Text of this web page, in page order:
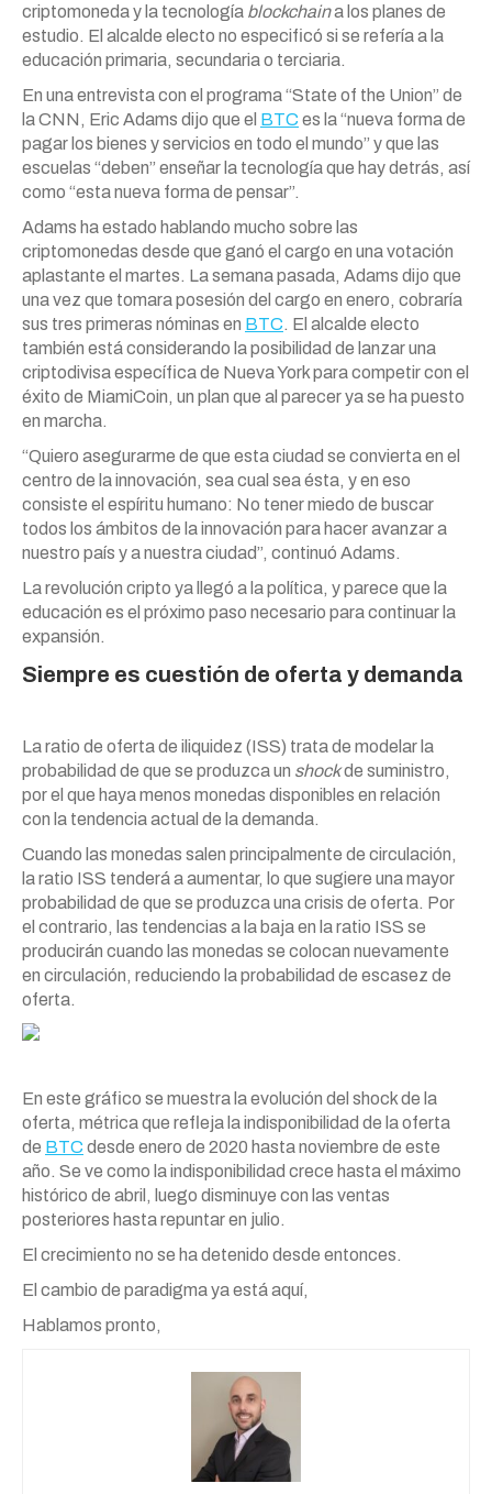
criptomoneda y la tecnología blockchaina los planes de
estudio. El alcalde electo no especificó si se refería a la
educación primaria, secundaria o terciaria.
En una entrevista con el programa “State of the Union” de
la CNN, Eric Adams dijo que el BTC es la “nueva forma de
pagar los bienes y servicios en todo el mundo” y que las
escuelas “deben” enseñar la tecnología que hay detrás, así
como “esta nueva forma de pensar”.
Adams ha estado hablando mucho sobre las
criptomonedas desde que ganó el cargo en una votación
aplastante el martes. La semana pasada, Adams dijo que
una vez que tomara posesión del cargo en enero, cobraría
sus tres primeras nóminas en BTC. El alcalde electo
también está considerando la posibilidad de lanzar una
criptodivisa específica de Nueva York para competir con el
éxito de MiamiCoin, un plan que al parecer ya se ha puesto
en marcha.
“Quiero asegurarme de que esta ciudad se convierta en el
centro de la innovación, sea cual sea ésta, y en eso
consiste el espíritu humano: No tener miedo de buscar
todos los ámbitos de la innovación para hacer avanzar a
nuestro país y a nuestra ciudad”, continuó Adams.
La revolución cripto ya llegó a la política, y parece que la
educación es el próximo paso necesario para continuar la
expansión.
Siempre es cuestión de oferta y demanda
La ratio de oferta de iliquidez (ISS) trata de modelar la
probabilidad de que se produzca un shockde suministro,
por el que haya menos monedas disponibles en relación
con la tendencia actual de la demanda.
Cuando las monedas salen principalmente de circulación,
la ratio ISS tenderá a aumentar, lo que sugiere una mayor
probabilidad de que se produzca una crisis de oferta. Por
el contrario, las tendencias a la baja en la ratio ISS se
producirán cuando las monedas se colocan nuevamente
en circulación, reduciendo la probabilidad de escasez de
oferta.
En este gráfico se muestra la evolución del shock de la
oferta, métrica que refleja la indisponibilidad de la oferta
de BTC desde enero de 2020 hasta noviembre de este
año. Se ve como la indisponibilidad crece hasta el máximo
histórico de abril, luego disminuye con las ventas
posteriores hasta repuntar en julio.
El crecimiento no se ha detenido desde entonces.
El cambio de paradigma ya está aquí,
Hablamos pronto,